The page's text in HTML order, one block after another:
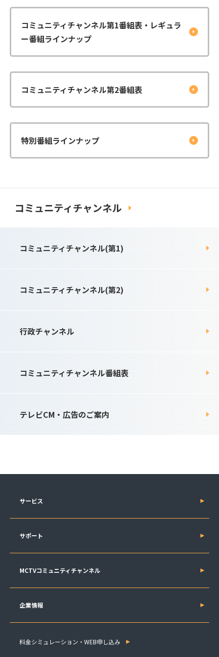
コミュニティチャンネル第1番組表・レギュラ
ー番組ラインナップ
コミュニティチャンネル第2番組表
特別番組ラインナップ
コミュニティチャンネル
コミュニティチャンネル(第1)
コミュニティチャンネル(第2)
行政チャンネル
コミュニティチャンネル番組表
テレビCM・広告のご案内
サービス
サポート
MCTVコミュニティチャンネル
企業情報
料金シミュレーション・WEB申し込み